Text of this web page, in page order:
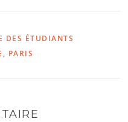
DES ÉTUDIANTS
, PARIS